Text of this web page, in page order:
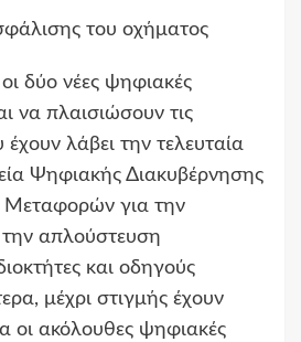
του οχήματος
οι δύο νέες ψηφιακές
να πλαισιώσουν τις
λάβει την τελευταία
Ψηφιακής Διακυβέρνησης
Μεταφορών για την
απλούστευση
και οδηγούς
μέχρι στιγμής έχουν
οι ακόλουθες ψηφιακές